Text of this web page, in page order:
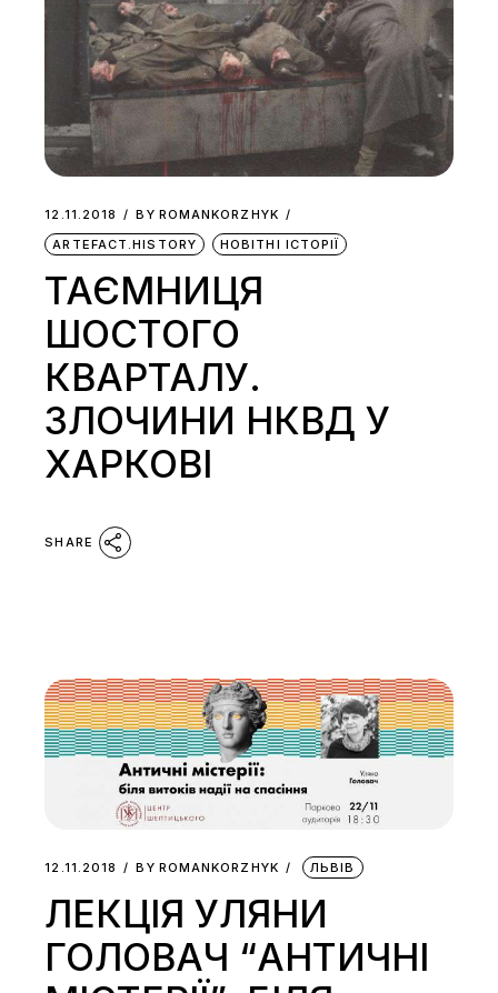
12.11.2018 BY ROMANKORZHYK
ARTEFACT.HISTORY
НОВІТНІ ІСТОРІЇ
ТАЄМНИЦЯ
ШОСТОГО
КВАРТАЛУ.
ЗЛОЧИНИ НКВД У
ХАРКОВІ
SHARE
12.11.2018 BY ROMANKORZHYK ЛЬВІВ
ЛЕКЦІЯ УЛЯНИ
ГОЛОВАЧ “АНТИЧНІ